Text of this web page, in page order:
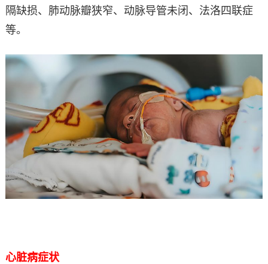
隔缺损、肺动脉瓣狭窄、动脉导管未闭、法洛四联症
等。
心脏病症状